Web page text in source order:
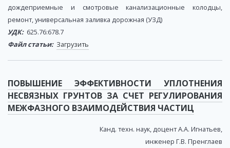
дождеприемные и смотровые канализационные колодцы,
ремонт, универсальная заливка дорожная (УЗД)
УДК:625.76:678.7
Файл статьи: Загрузить
ПОВЫШЕНИЕ ЭФФЕКТИВНОСТИ УПЛОТНЕНИЯ
НЕСВЯЗНЫХ ГРУНТОВ ЗА СЧЕТ РЕГУЛИРОВАНИЯ
МЕЖФАЗНОГО ВЗАИМОДЕЙСТВИЯ ЧАСТИЦ
Канд. техн. наук, доцент А.А. Игнатьев,
инженер Г.В. Пренглаев